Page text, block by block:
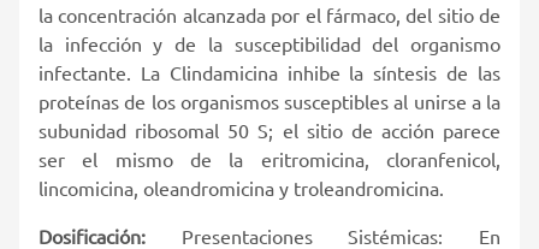
la concentración alcanzada por el fármaco, del sitio de
la infección y de la susceptibilidad del organismo
infectante. La Clindamicina inhibe la síntesis de las
proteínas de los organismos susceptibles al unirse a la
subunidad ribosomal 50 S; el sitio de acción parece
ser el mismo de la eritromicina, cloranfenicol,
lincomicina, oleandromicina y troleandromicina.
Dosificación: Presentaciones Sistémicas: En